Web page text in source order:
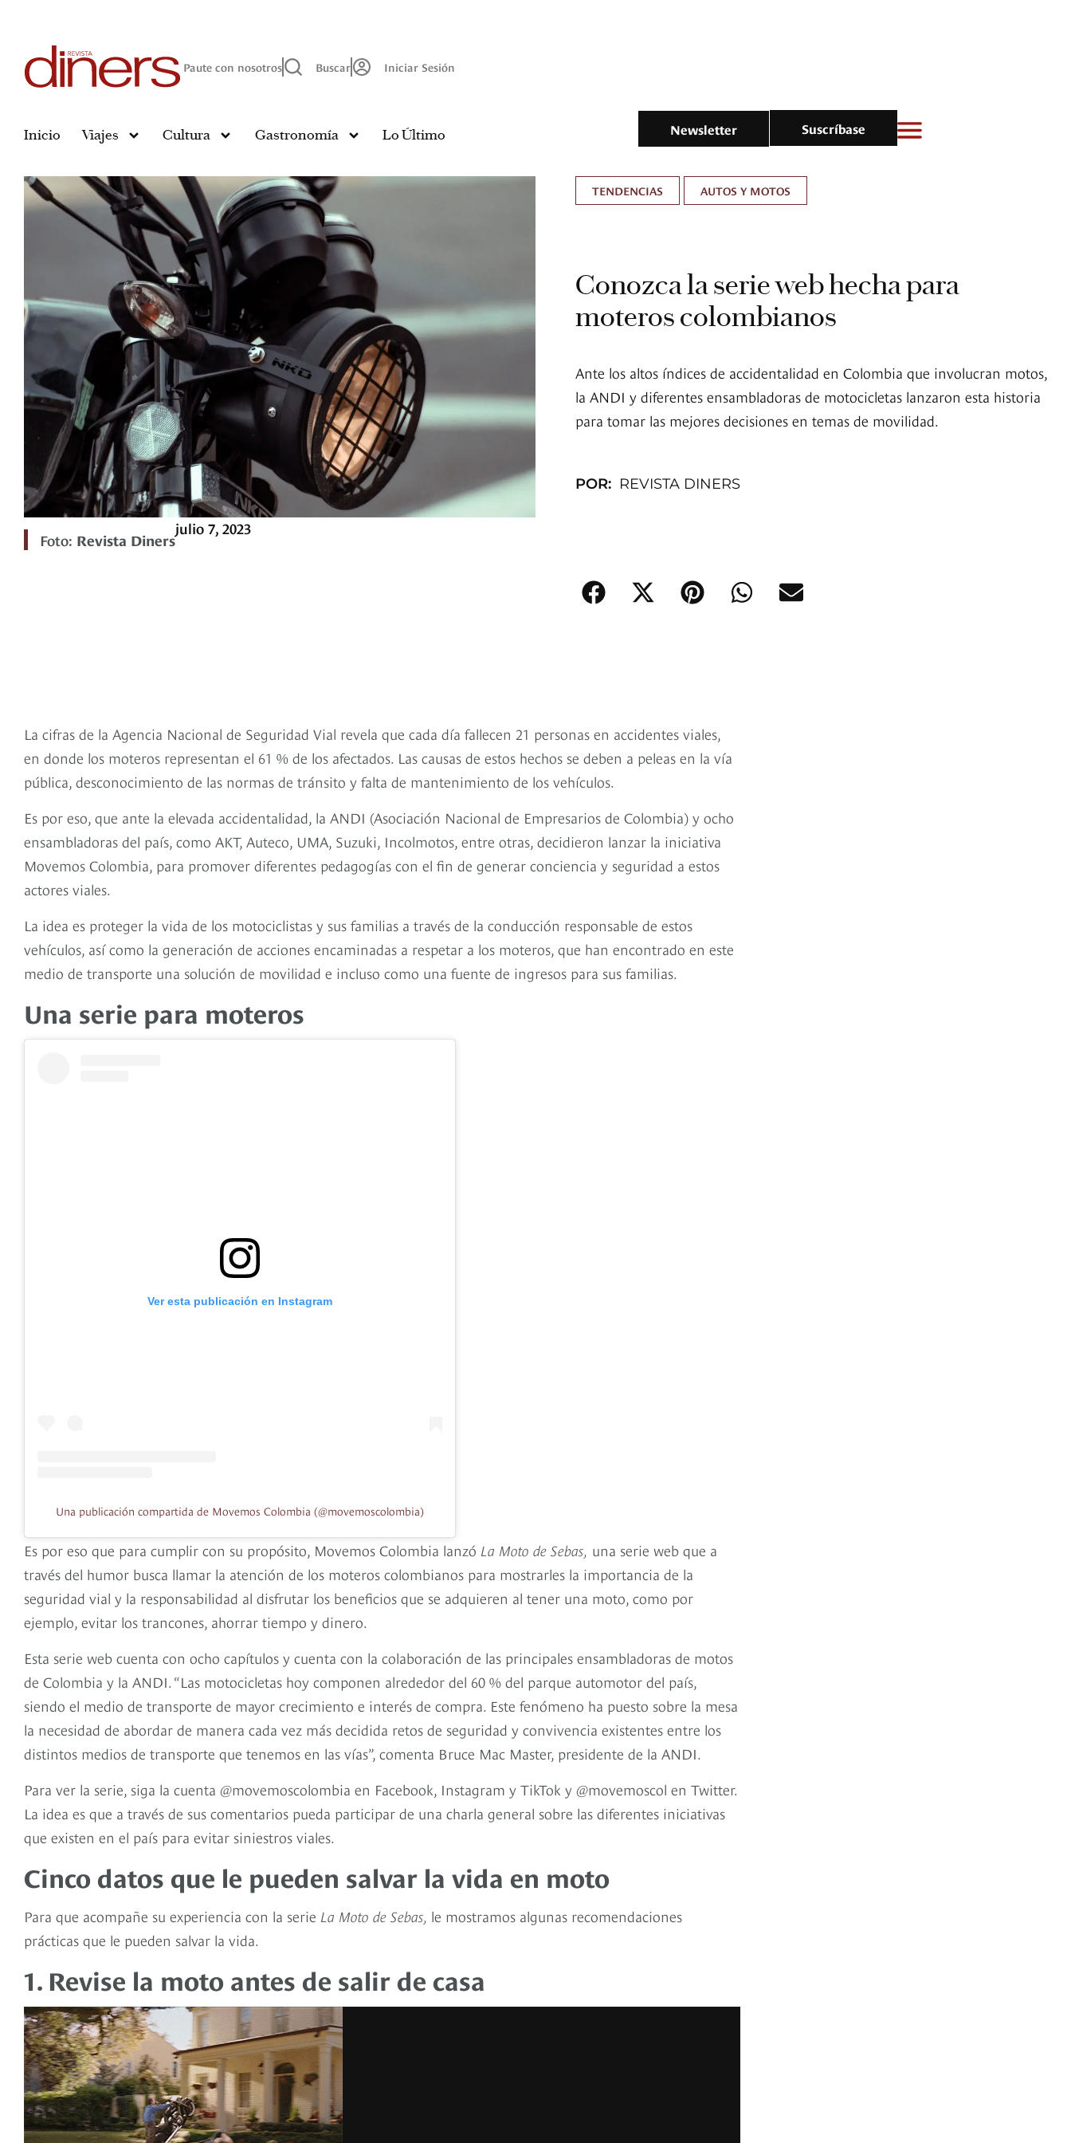
Paute con nosotros Buscar Iniciar Sesión
Inicio Viajes Cultura Gastronomía Lo Último Newsletter Suscríbase
Foto: Revista Diners
julio 7, 2023
TENDENCIAS AUTOS Y MOTOS
Conozca la serie web hecha para
moteros colombianos
Ante los altos índices de accidentalidad en Colombia que involucran motos,
la ANDI y diferentes ensambladoras de motocicletas lanzaron esta historia
para tomar las mejores decisiones en temas de movilidad.
POR: REVISTA DINERS
La cifras de la Agencia Nacional de Seguridad Vial revela que cada día fallecen 21 personas en accidentes viales,
en donde los moteros representan el 61 % de los afectados. Las causas de estos hechos se deben a peleas en la vía
pública, desconocimiento de las normas de tránsito y falta de mantenimiento de los vehículos.
Es por eso, que ante la elevada accidentalidad, la ANDI (Asociación Nacional de Empresarios de Colombia) y ocho
ensambladoras del país, como AKT, Auteco, UMA, Suzuki, Incolmotos, entre otras, decidieron lanzar la iniciativa
Movemos Colombia, para promover diferentes pedagogías con el fin de generar conciencia y seguridad a estos
actores viales.
La idea es proteger la vida de los motociclistas y sus familias a través de la conducción responsable de estos
vehículos, así como la generación de acciones encaminadas a respetar a los moteros, que han encontrado en este
medio de transporte una solución de movilidad e incluso como una fuente de ingresos para sus familias.
Una serie para moteros
Ver esta publicación en Instagram
Una publicación compartida de Movemos Colombia (@movemoscolombia)
Es por eso que para cumplir con su propósito, Movemos Colombia lanzó La Moto de Sebas, una serie web que a
través del humor busca llamar la atención de los moteros colombianos para mostrarles la importancia de la
seguridad vial y la responsabilidad al disfrutar los beneficios que se adquieren al tener una moto, como por
ejemplo, evitar los trancones, ahorrar tiempo y dinero.
Esta serie web cuenta con ocho capítulos y cuenta con la colaboración de las principales ensambladoras de motos
de Colombia y la ANDI. “Las motocicletas hoy componen alrededor del 60 % del parque automotor del país,
siendo el medio de transporte de mayor crecimiento e interés de compra. Este fenómeno ha puesto sobre la mesa
la necesidad de abordar de manera cada vez más decidida retos de seguridad y convivencia existentes entre los
distintos medios de transporte que tenemos en las vías”, comenta Bruce Mac Master, presidente de la ANDI.
Para ver la serie, siga la cuenta @movemoscolombia en Facebook, Instagram y TikTok y @movemoscol en Twitter.
La idea es que a través de sus comentarios pueda participar de una charla general sobre las diferentes iniciativas
que existen en el país para evitar siniestros viales.
Cinco datos que le pueden salvar la vida en moto
Para que acompañe su experiencia con la serie La Moto de Sebas, le mostramos algunas recomendaciones
prácticas que le pueden salvar la vida.
1. Revise la moto antes de salir de casa